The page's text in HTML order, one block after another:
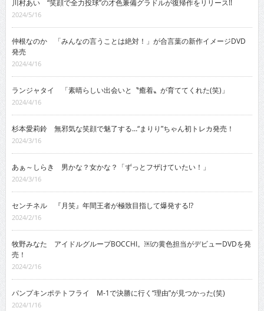
川村あい “笑顔で全力投球”の才色兼備グラドルが復帰作をリリース!!
2024/5/16
仲根なのか 「みんなの言うことは絶対！」が合言葉の新作イメージDVD
発売
2024/4/16
ランジャタイ 「素晴らしい出会いと〝癒着〟が育ててくれた(笑)」
2024/4/16
杉本愛莉鈴 無邪気な笑顔で魅了する…“まりり”ちゃん初トレカ発売！
2024/3/16
あぁ～しらき 男かな？女かな？「ずっとフザけていたい！」
2024/3/16
センチネル 『月笑』年間王者が極致目指して爆発する!?
2024/2/16
牧野みなた アイドルグループBOCCHI。￼の黄色担当がデビューDVDを発
売！
2024/2/16
パンプキンポテトフライ M-1で決勝に行く“理由”が見つかった(笑)
2024/1/16